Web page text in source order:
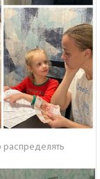
распределять